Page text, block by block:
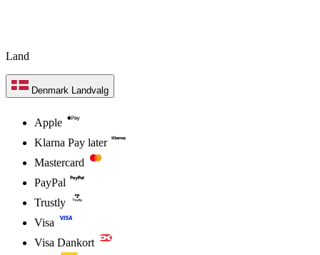
Land
Denmark Landvalg
Apple
Klarna Pay later
Mastercard
PayPal
Trustly
Visa
Visa Dankort